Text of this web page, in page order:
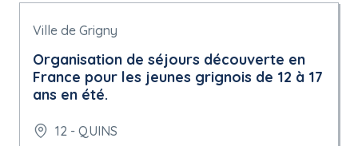
Ville de Grigny
Organisation de séjours découverte en
France pour les jeunes grignois de 12 à 17
ans en été.
12 - QUINS